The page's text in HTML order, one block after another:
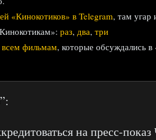
«Кинокотиков» в Telegram, там угар
раз, два, три
фильмам, которые обсуждались в
на пресс-